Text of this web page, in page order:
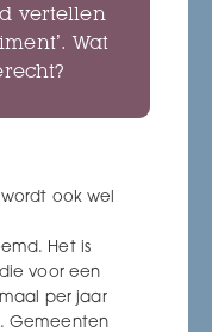
vertellen
Wat
ook wel
Het is
voor een
per jaar
Gemeenten